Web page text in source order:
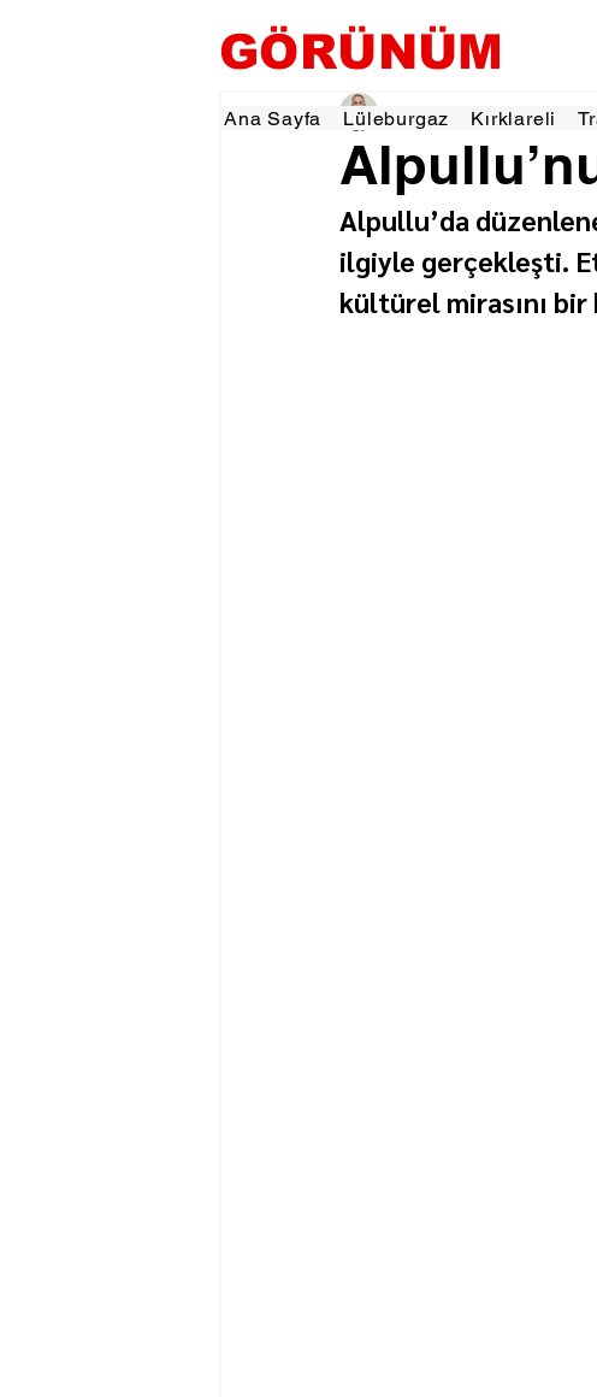
GÖRÜNÜM
Ana Sayfa Lüleburgaz Kırklareli
Hamza Dalgıç 18 Kas 2025
Alpullu’da
ilgiyle gerçekleşti.
kültürel mirasını